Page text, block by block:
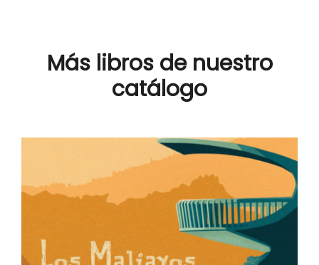
Más libros de nuestro
catálogo